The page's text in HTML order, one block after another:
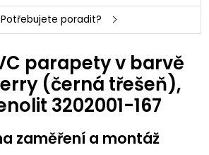
Potřebujete poradit?
parapety v barvě
(černá třešeň),
3202001-167
zaměření a montáž